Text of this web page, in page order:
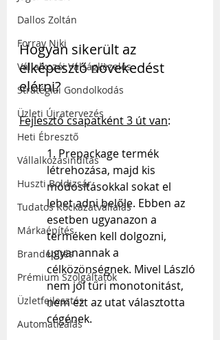
Dallos Zoltán
Forray Niki
Vállalkozói Válságkezelés
Stratégiai Gondolkodás
Üzleti Újratervezés
Heti Ébresztő
Vállalkozásindítás
Huszti Boldizsár
Tudatos Kockázatvállalás
Márkaépítés
Brandépítés
Prémium Szolgáltatók
Üzletfejlesztés
Automatizálás
Hogyan sikerült az
elképesztő növekedést
elérni?
Fejlesztő csapatként 3 út van:
1. Prepackage termék
létrehozása, majd kis
módosításokkal sokat el
lehet adni belőle. Ebben az
esetben ugyanazon a
terméken kell dolgozni,
ugyanannak a
célközönségnek. Mivel László
nem jól tűri monotonitást,
nem ezt az utat választotta
cégének.